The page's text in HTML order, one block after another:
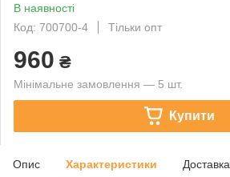
В наявності
Код: 700700-4
Тільки опт
960 ₴
Мінімальне замовлення — 5 шт.
Купити
Опис Характеристики Доставка